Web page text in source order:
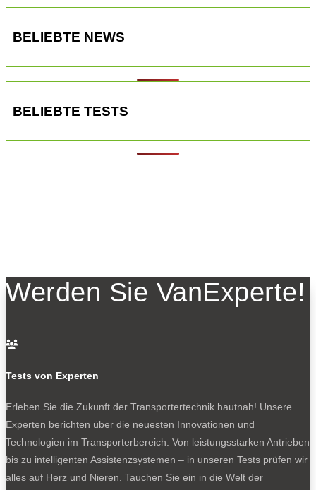
BELIEBTE NEWS
BELIEBTE TESTS
Werden Sie VanExperte!

Tests von Experten
Erleben Sie die Zukunft der Transportertechnik hautnah! Unsere
Experten berichten über die neuesten Innovationen und
Technologien im Transporterbereich. Von leistungsstarken Antrieben
bis zu intelligenten Assistenzsystemen – in unseren Tests prüfen wir
alles auf Herz und Nieren. Tauchen Sie ein in die Welt der